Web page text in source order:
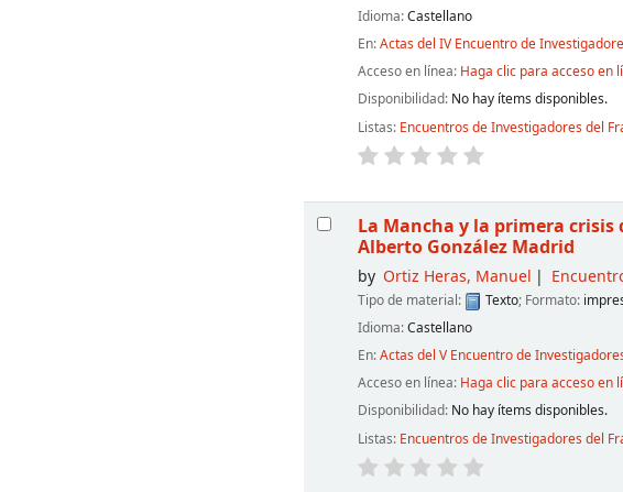
Idioma:Castellano
En:Actas del IV Encuentro de
Acceso en línea: Haga clic para acceso en
Disponibilidad: No hay ítems disponibles.
Listas: Encuentros de Investigadores del
La Mancha y la primera
Alberto González Madrid
by Ortiz Heras, Manuel
Tipo de material: Texto; Formato:
Idioma:Castellano
En:Actas del V Encuentro de
Acceso en línea: Haga clic para acceso en
Disponibilidad: No hay ítems disponibles.
Listas: Encuentros de Investigadores del